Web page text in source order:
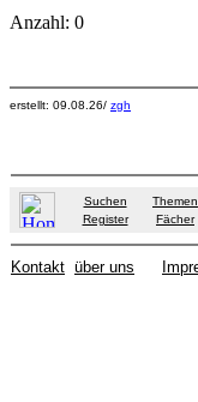
Anzahl: 0
erstellt: 09.08.26/ zgh
Suchen Themen
Register
Fächer
Kontakt über uns